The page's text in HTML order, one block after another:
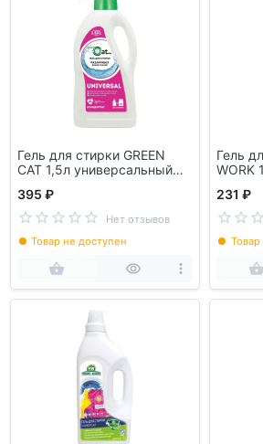
Гель для стирки GREEN
CAT 1,5л универсальный
395 ₽
Нет отзывов
Товар не доступен
Гель
WORK
231 ₽